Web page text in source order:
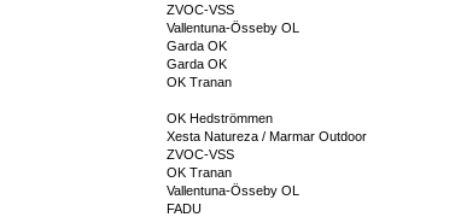
ZVOC-VSS
Vallentuna-Össeby OL
Garda OK
Garda OK
OK Tranan
OK Hedströmmen
Xesta Natureza / Marmar Outdoor
ZVOC-VSS
OK Tranan
Vallentuna-Össeby OL
FADU